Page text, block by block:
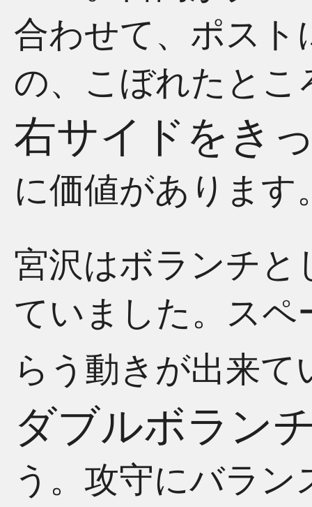
合わせて、ポスト
の、こぼれたと
右サイドをき
に価値があります
宮沢はボランチと
ていました。スペ
らう動きが出来て
ダブルボラン
う。攻守にバラ